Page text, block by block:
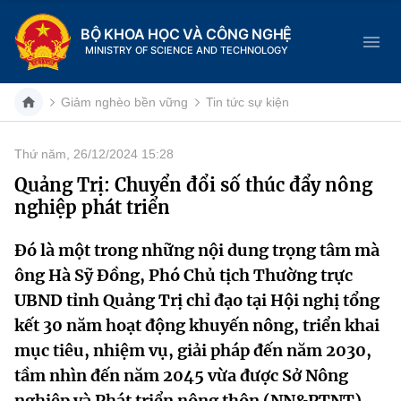
BỘ KHOA HỌC VÀ CÔNG NGHỆ
MINISTRY OF SCIENCE AND TECHNOLOGY
Danh mục
Trang chủ
Giới thiệu
Chức năng nhiệm vụ
Cơ cấu tổ chức
Lịch sử phát triển
Tin tức sự kiện
Khoa học và Công nghệ
Đổi mới sáng tạo
Dịch vụ công
Hệ thống văn bản
Giảm nghèo bền vững Tin tức sự kiện
Thứ năm, 26/12/2024 15:28
Quảng Trị: Chuyển đổi số thúc đẩy nông
nghiệp phát triển
Đó là một trong những nội dung trọng tâm mà
ông Hà Sỹ Đồng, Phó Chủ tịch Thường trực
UBND tỉnh Quảng Trị chỉ đạo tại Hội nghị tổng
kết 30 năm hoạt động khuyến nông, triển khai
mục tiêu, nhiệm vụ, giải pháp đến năm 2030,
tầm nhìn đến năm 2045 vừa được Sở Nông